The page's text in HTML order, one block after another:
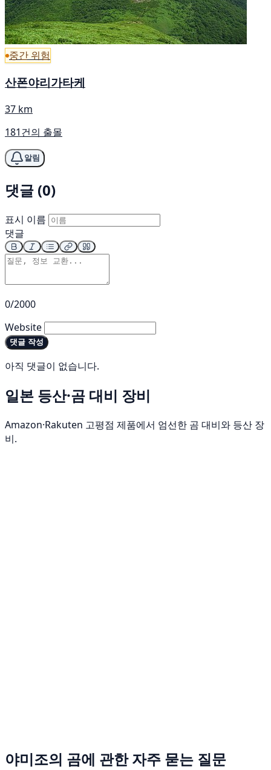
중간 위험
산폰야리가타케
37 km
181건의 출몰
알림
댓글 (0)
표시 이름
댓글
0/2000
Website
댓글 작성
아직 댓글이 없습니다.
일본 등산·곰 대비 장비
Amazon·Rakuten 고평점 제품에서 엄선한 곰 대비와 등산 장
비.
야미조의 곰에 관한 자주 묻는 질문